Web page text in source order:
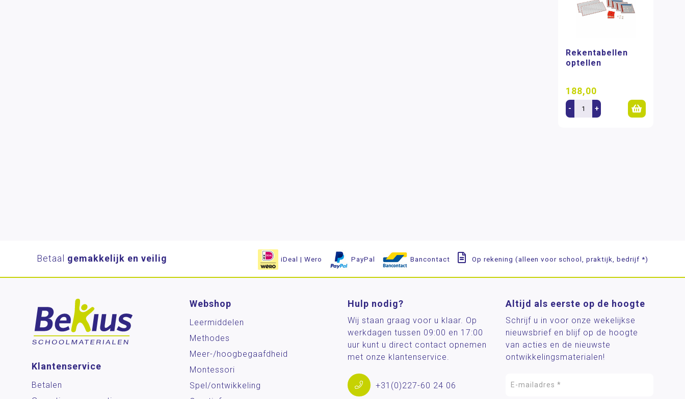
Rekentabellen
optellen
188,00
- +
Betaal gemakkelijk en veilig iDeal | Wero PayPal Bancontact Op rekening (alleen voor school, praktijk, bedrijf *)
Klantenservice
Betalen
Webshop
Leermiddelen
Methodes
Meer-/hoog­begaafdheid
Montessori
Spel/ontwikkeling
Hulp nodig?
Wij staan graag voor u klaar. Op
werkdagen tussen 09:00 en 17:00
uur kunt u direct contact opnemen
met onze klantenservice.
+31(0)227-60 24 06
Altijd als eerste op de hoogte
Schrijf u in voor onze wekelijkse
nieuwsbrief en blijf op de hoogte
van acties en de nieuwste
ontwikkelingsmaterialen!